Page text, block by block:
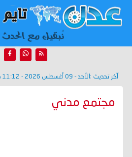
آخر تحديث : الأحد - 09 أغسطس 2026 - 11:12 ص
مجتمع مدني